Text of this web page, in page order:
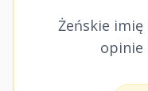
Żeńskie imię
opinie